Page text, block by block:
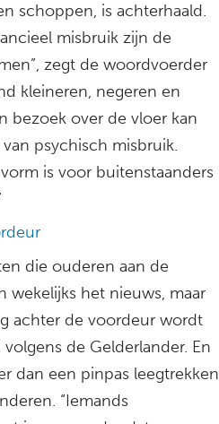
schoppen, is achterhaald.
misbruik zijn de
zegt de woordvoerder
kleineren, negeren en
bezoek over de vloer kan
psychisch misbruik.
is voor buitenstaanders
die ouderen aan de
wekelijks het nieuws, maar
achter de voordeur wordt
de Gelderlander. En
dan een pinpas leegtrekken
“Iemands